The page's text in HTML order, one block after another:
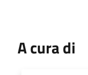
A cura di